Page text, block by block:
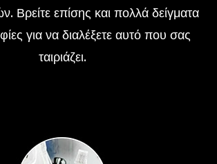
Βρείτε επίσης και πολλά δείγματα
για να διαλέξετε αυτό που σας
ταιριάζει.